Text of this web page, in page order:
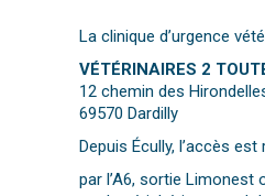
La clinique d’urgence
VÉTÉRINAIRES 2
12 chemin des
69570 Dardilly
Depuis Écully, l’accès est
par l’A6, sortie Limonest